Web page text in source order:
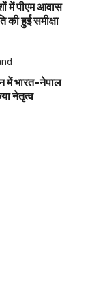
में पीएम आवास
की हुई समीक्षा
में भारत-नेपाल
नेतृत्व